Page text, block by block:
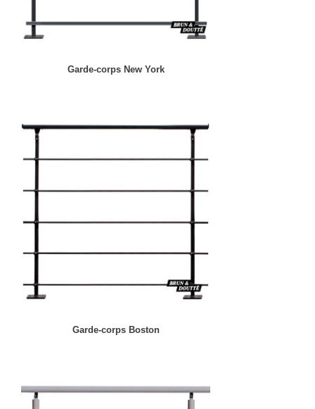
Garde-corps New York
Garde-corps Boston